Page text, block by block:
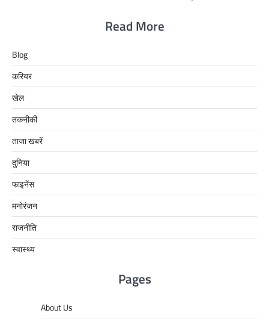
Read More
Blog
करियर
खेल
तकनीकी
ताजा खबरें
दुनिया
फाइनेंस
मनोरंजन
राजनीति
स्वास्थ्य
Pages
About Us